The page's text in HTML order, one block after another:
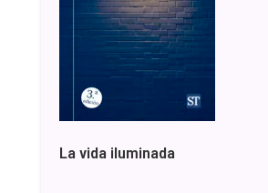
La vida iluminada